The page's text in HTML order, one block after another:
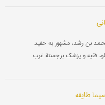
بن رشد، مشهور به حفید
فقیه و پزشك برجستۀ غرب
طایفه